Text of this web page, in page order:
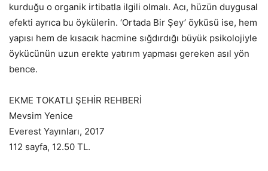
kurduğu o organik irtibatla ilgili olmalı. Acı, hüzün duygusal
efekti ayrıca bu öykülerin. ‘Ortada Bir Şey’ öyküsü ise, hem
yapısı hem de kısacık hacmine sığdırdığı büyük psikolojiyle
öykücünün uzun erekte yatırım yapması gereken asıl yön
bence.
EKME TOKATLI ŞEHİR REHBERİ
Mevsim Yenice
Everest Yayınları, 2017
112 sayfa, 12.50 TL.